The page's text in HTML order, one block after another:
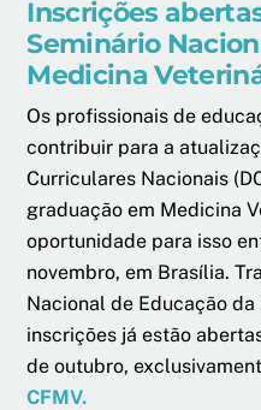
Inscrições
Seminário
Medicina
Os profissionais de
contribuir para a
Curriculares Nacionais
graduação em Medicina
oportunidade para isso
novembro, em Brasília.
Nacional de Educação
inscrições já estão
de outubro,
CFMV.